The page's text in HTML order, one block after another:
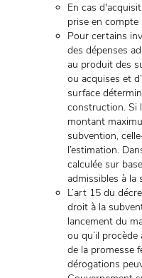
En cas
prise en
Pour certains
des dépenses
au produit des
ou acquises et
surface
construction. Si
montant
subvention,
l’estimation.
calculée sur
admissibles à la
L’art 15 du
droit à la
lancement du
ou qu’il
de la promesse
dérogations